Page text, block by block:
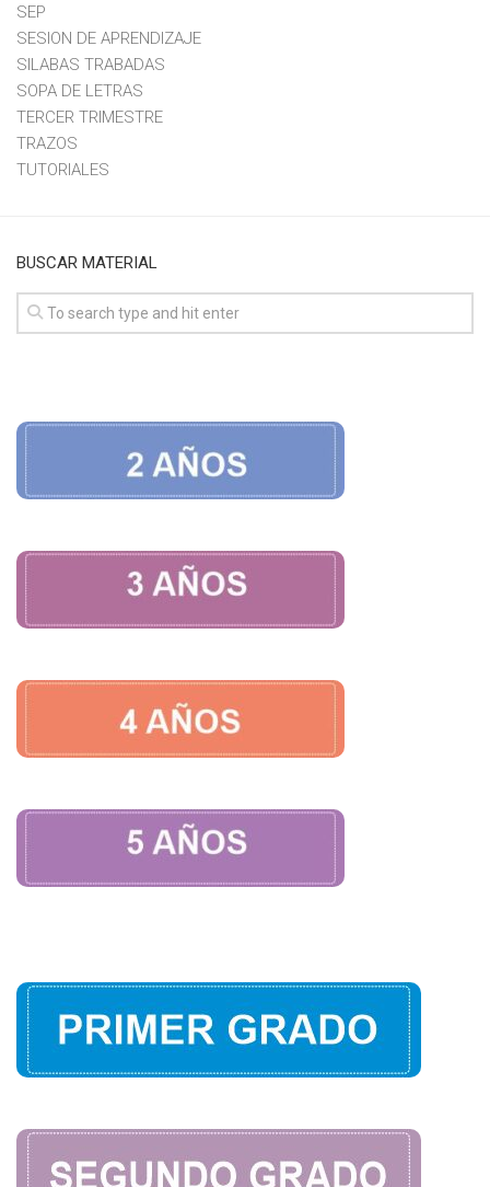
SEP
SESION DE APRENDIZAJE
SILABAS TRABADAS
SOPA DE LETRAS
TERCER TRIMESTRE
TRAZOS
TUTORIALES
BUSCAR MATERIAL